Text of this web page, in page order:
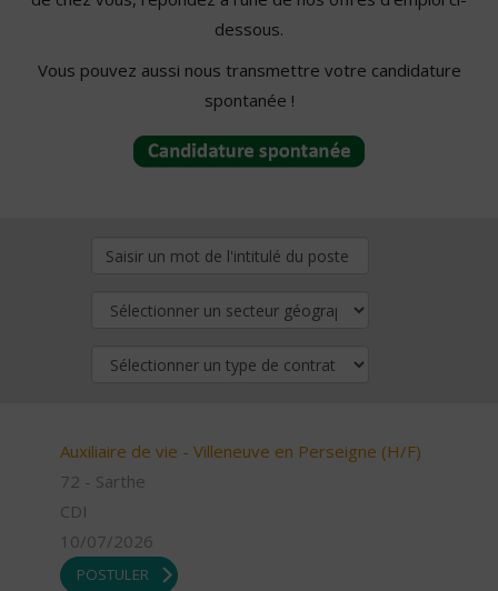
dessous.
Vous pouvez aussi nous transmettre votre candidature
spontanée !
Auxiliaire de vie - Villeneuve en Perseigne (H/F)
72 - Sarthe
CDI
10/07/2026
POSTULER